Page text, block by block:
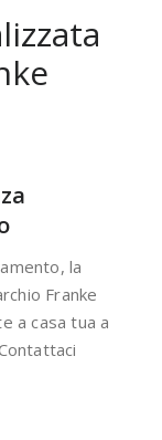
la
Franke
a casa tua a